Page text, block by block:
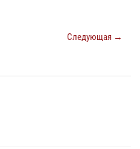
Следующая →